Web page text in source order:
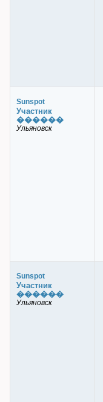
Sunspot
Участник
������
Ульяновск
Sunspot
Участник
������
Ульяновск